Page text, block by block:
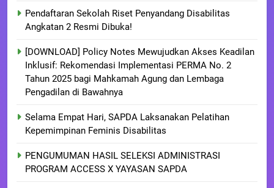
Pendaftaran Sekolah Riset Penyandang Disabilitas
Angkatan 2 Resmi Dibuka!
[DOWNLOAD] Policy Notes Mewujudkan Akses Keadilan
Inklusif: Rekomendasi Implementasi PERMA No. 2
Tahun 2025 bagi Mahkamah Agung dan Lembaga
Pengadilan di Bawahnya
Selama Empat Hari, SAPDA Laksanakan Pelatihan
Kepemimpinan Feminis Disabilitas
PENGUMUMAN HASIL SELEKSI ADMINISTRASI
PROGRAM ACCESS X YAYASAN SAPDA